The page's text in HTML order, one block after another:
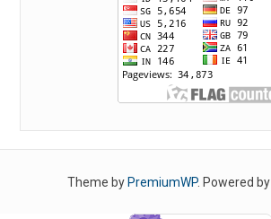
Theme by PremiumWP. Powered by